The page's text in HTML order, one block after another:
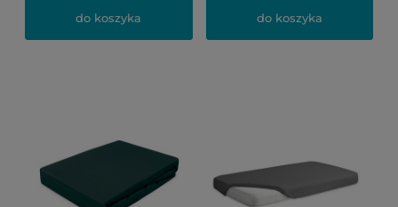
do koszyka do koszyka